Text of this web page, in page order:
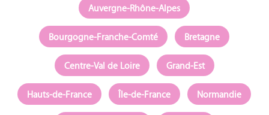
Auvergne-Rhône-Alpes
Bourgogne-Franche-Comté
Bretagne
Centre-Val de Loire
Grand-Est
Hauts-de-France
Île-de-France
Normandie